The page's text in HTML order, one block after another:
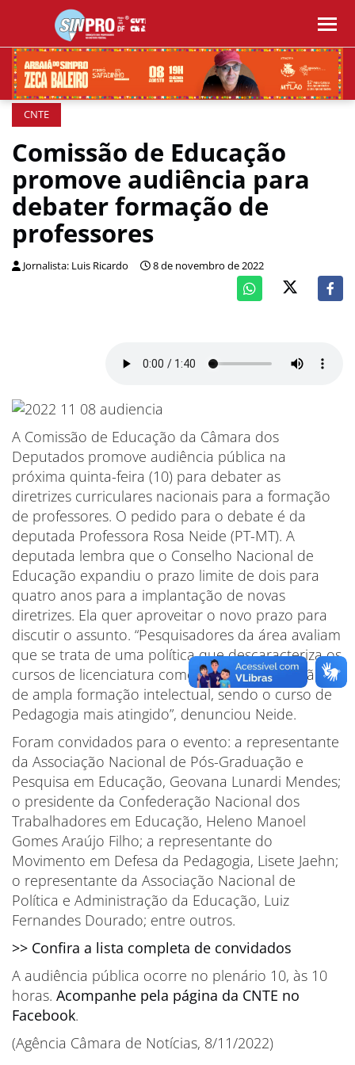
CNTE
Comissão de Educação
promove audiência para
debater formação de
professores
Jornalista: Luis Ricardo 8 de novembro de 2022
A Comissão de Educação da Câmara dos
Deputados promove audiência pública na
próxima quinta-feira (10) para debater as
diretrizes curriculares nacionais para a formação
de professores. O pedido para o debate é da
deputada Professora Rosa Neide (PT-MT). A
deputada lembra que o Conselho Nacional de
Educação expandiu o prazo limite de dois para
quatro anos para a implantação de novas
diretrizes. Ela quer aproveitar o novo prazo para
discutir o assunto. “Pesquisadores da área avaliam
que se trata de uma política que descaracteriza os
cursos de licenciatura como espaço de reflexão e
de ampla formação intelectual, sendo o curso de
Pedagogia mais atingido”, denunciou Neide.
Foram convidados para o evento: a representante
da Associação Nacional de Pós-Graduação e
Pesquisa em Educação, Geovana Lunardi Mendes;
o presidente da Confederação Nacional dos
Trabalhadores em Educação, Heleno Manoel
Gomes Araújo Filho; a representante do
Movimento em Defesa da Pedagogia, Lisete Jaehn;
o representante da Associação Nacional de
Política e Administração da Educação, Luiz
Fernandes Dourado; entre outros.
>> Confira a lista completa de convidados
A audiência pública ocorre no plenário 10, às 10
horas. Acompanhe pela página da CNTE no
Facebook.
(Agência Câmara de Notícias, 8/11/2022)